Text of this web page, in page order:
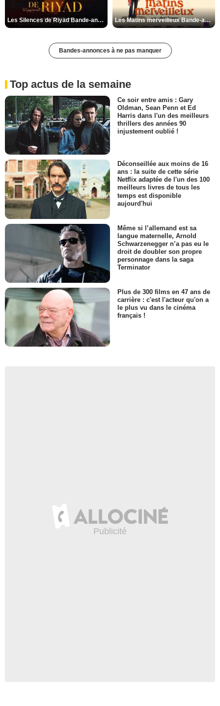
Les Silences de Riyad Bande-annonce VO STFR Les Matins merveilleux Bande-annonce VF
Bandes-annonces à ne pas manquer
Top actus de la semaine
Ce soir entre amis : Gary
Oldman, Sean Penn et Ed
Harris dans l'un des meilleurs
thrillers des années 90
injustement oublié !
Déconseillée aux moins de 16
ans : la suite de cette série
Netflix adaptée de l'un des 100
meilleurs livres de tous les
temps est disponible
aujourd'hui
Même si l’allemand est sa
langue maternelle, Arnold
Schwarzenegger n’a pas eu le
droit de doubler son propre
personnage dans la saga
Terminator
Plus de 300 films en 47 ans de
carrière : c'est l'acteur qu'on a
le plus vu dans le cinéma
français !